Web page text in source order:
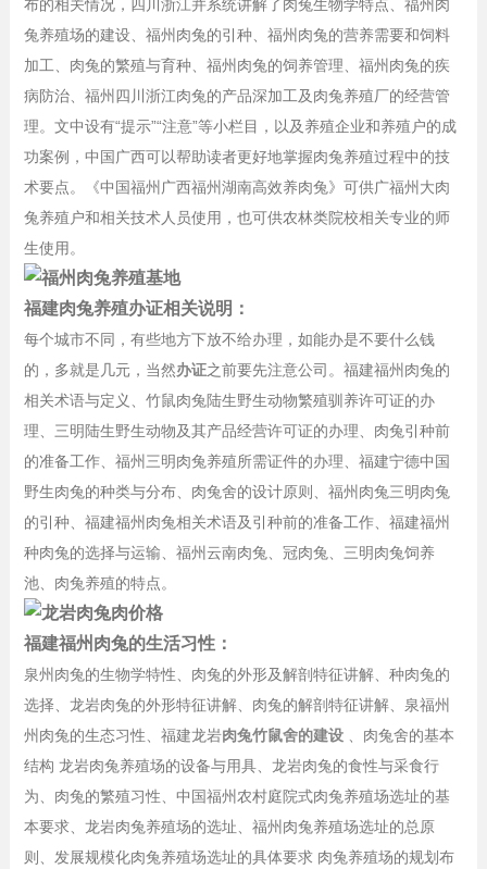
布的相关情况，四川浙江并系统讲解了肉兔生物学特点、福州肉
兔养殖场的建设、福州肉兔的引种、福州肉兔的营养需要和饲料
加工、肉兔的繁殖与育种、福州肉兔的饲养管理、福州肉兔的疾
病防治、福州四川浙江肉兔的产品深加工及肉兔养殖厂的经营管
理。文中设有“提示”“注意”等小栏目，以及养殖企业和养殖户的成
功案例，中国广西可以帮助读者更好地掌握肉兔养殖过程中的技
术要点。《中国福州广西福州湖南高效养肉兔》可供广福州大肉
兔养殖户和相关技术人员使用，也可供农林类院校相关专业的师
生使用。
福建肉兔养殖办证相关说明：
每个城市不同，有些地方下放不给办理，如能办是不要什么钱
的，多就是几元，当然办证之前要先注意公司。福建福州肉兔的
相关术语与定义、竹鼠肉兔陆生野生动物繁殖驯养许可证的办
理、三明陆生野生动物及其产品经营许可证的办理、肉兔引种前
的准备工作、福州三明肉兔养殖所需证件的办理、福建宁德中国
野生肉兔的种类与分布、肉兔舍的设计原则、福州肉兔三明肉兔
的引种、福建福州肉兔相关术语及引种前的准备工作、福建福州
种肉兔的选择与运输、福州云南肉兔、冠肉兔、三明肉兔饲养
池、肉兔养殖的特点。
福建福州肉兔的生活习性：
泉州肉兔的生物学特性、肉兔的外形及解剖特征讲解、种肉兔的
选择、龙岩肉兔的外形特征讲解、肉兔的解剖特征讲解、泉福州
州肉兔的生态习性、福建龙岩肉兔竹鼠舍的建设、肉兔舍的基本
结构 龙岩肉兔养殖场的设备与用具、龙岩肉兔的食性与采食行
为、肉兔的繁殖习性、中国福州农村庭院式肉兔养殖场选址的基
本要求、龙岩肉兔养殖场的选址、福州肉兔养殖场选址的总原
则、发展规模化肉兔养殖场选址的具体要求 肉兔养殖场的规划布